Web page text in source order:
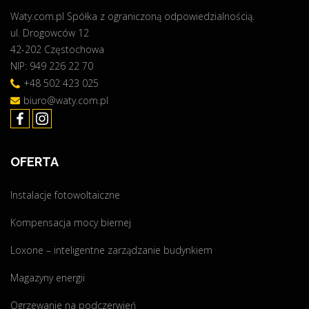
a
d
l
a
F
C
A
u
o
y
t
e
C
Waty.com.pl Spółka z ograniczoną odpowiedzialnością.
ul. Drogowców 12
42-202 Częstochowa
NIP: 949 226 22 70
+48 502 423 025
biuro@waty.com.pl
OFERTA
Instalacje fotowoltaiczne
Kompensacja mocy biernej
Loxone – inteligentne zarządzanie budynkiem
Magazyny energii
Ogrzewanie na podczerwień